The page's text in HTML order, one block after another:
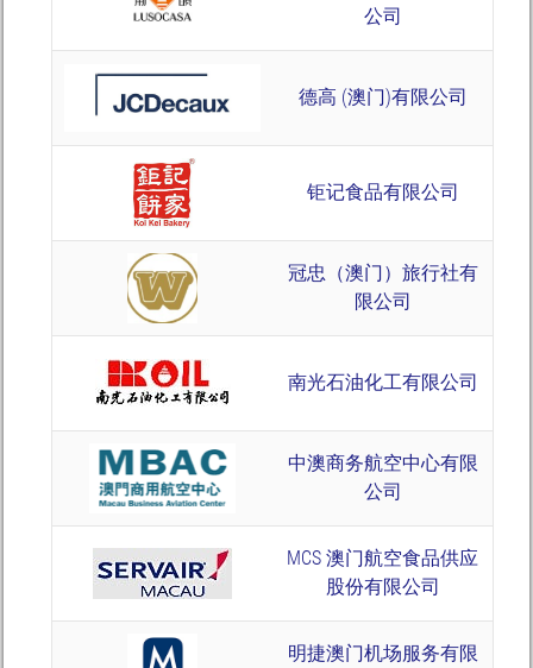
公司
德高 (澳门)有限公司
钜记食品有限公司
冠忠（澳门）旅行社有
限公司
南光石油化工有限公司
中澳商务航空中心有限
公司
MCS 澳门航空食品供应
股份有限公司
明捷澳门机场服务有限